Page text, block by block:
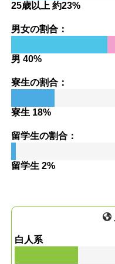
25歳以上 約23%
男女の割合：
男 40%
寮生の割合：
寮生 18%
留学生の割合：
留学生 2%
白人系